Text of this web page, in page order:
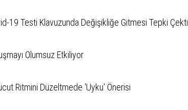
19 Testi Klavuzunda Değişikliğe Gitmesi Tepki Çekti
Olumsuz Etkiliyor
Ritmini Düzeltmede 'Uyku' Önerisi